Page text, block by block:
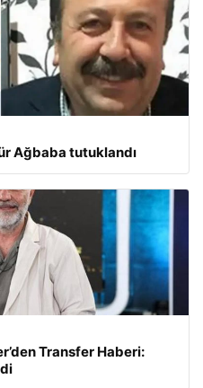
Ağbaba tutuklandı
Transfer Haberi: